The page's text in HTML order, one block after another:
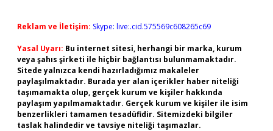
Reklam ve İletişim: Skype: live:.cid.575569c608265c69
Yasal Uyarı: Bu internet sitesi, herhangi bir marka, kurum
veya şahıs şirketi ile hiçbir bağlantısı bulunmamaktadır.
Sitede yalnızca kendi hazırladığımız makaleler
paylaşılmaktadır. Burada yer alan içerikler haber niteliği
taşımamakta olup, gerçek kurum ve kişiler hakkında
paylaşım yapılmamaktadır. Gerçek kurum ve kişiler ile isim
benzerlikleri tamamen tesadüfidir. Sitemizdeki bilgiler
taslak halindedir ve tavsiye niteliği taşımazlar.